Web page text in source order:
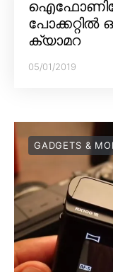
പോക്കറ്റിൽ
ക്യാമറ
05/01/2019
GADGETS &